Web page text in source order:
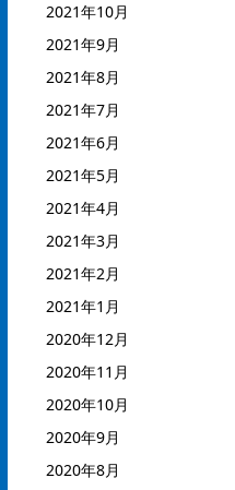
2021年10月
2021年9月
2021年8月
2021年7月
2021年6月
2021年5月
2021年4月
2021年3月
2021年2月
2021年1月
2020年12月
2020年11月
2020年10月
2020年9月
2020年8月